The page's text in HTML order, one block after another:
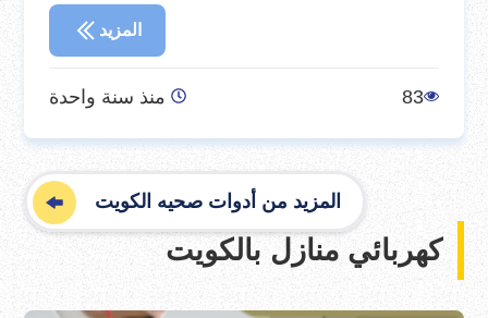
المزيد
83 منذ سنة واحدة
المزيد من أدوات صحيه الكويت
كهربائي منازل بالكويت